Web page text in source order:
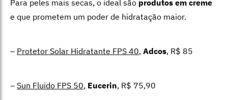
Para peles mais secas, o ideal são produtos em creme
e que prometem um poder de hidratação maior.
– Protetor Solar Hidratante FPS 40, Adcos, R$ 85
– Sun Fluido FPS 50, Eucerin, R$ 75,90